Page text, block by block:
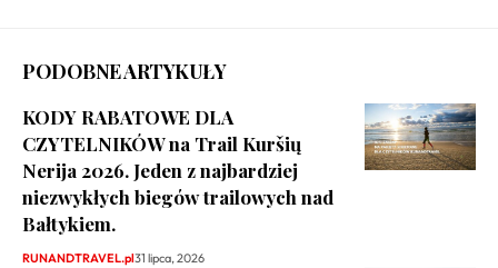
PODOBNE ARTYKUŁY
KODY RABATOWE DLA
CZYTELNIKÓW na Trail Kuršių
Nerija 2026. Jeden z najbardziej
niezwykłych biegów trailowych nad
Bałtykiem.
RUNANDTRAVEL.pl31 lipca, 2026